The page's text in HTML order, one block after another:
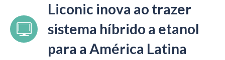
Liconic inova ao trazer
sistema híbrido a etanol
para a América Latina